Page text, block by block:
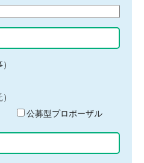
公募型プロポーザル